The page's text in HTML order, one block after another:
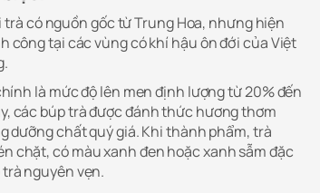
có nguồn gốc từ Trung Hoa, nhưng hiện
công tại các vùng có khí hậu ôn đới của Việt
là mức độ lên men định lượng từ 20% đến
các búp trà được đánh thức hương thơm
dưỡng chất quý giá. Khi thành phẩm, trà
chặt, có màu xanh đen hoặc xanh sẫm đặc
nguyên vẹn.